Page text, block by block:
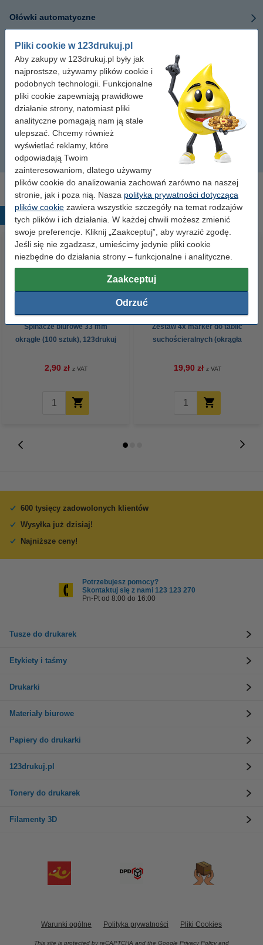
Pliki cookie w 123drukuj.pl
Aby zakupy w 123drukuj.pl były jak
najprostsze, używamy plików cookie i
podobnych technologii. Funkcjonalne
pliki cookie zapewniają prawidłowe
działanie strony, natomiast pliki
analityczne pomagają nam ją stale
ulepszać. Chcemy również
wyświetlać reklamy, które
odpowiadają Twoim
zainteresowaniom, dlatego używamy
plików cookie do analizowania zachowań zarówno na naszej
stronie, jak i poza nią. Nasza polityka prywatności dotycząca
plików cookie zawiera wszystkie szczegóły na temat rodzajów
tych plików i ich działania. W każdej chwili możesz zmienić
swoje preferencje. Kliknij „Zaakceptuj”, aby wyrazić zgodę.
Jeśli się nie zgadzasz, umieścimy jedynie pliki cookie
niezbędne do działania strony – funkcjonalne i analityczne.
Zaakceptuj
Odrzuć
Ołówki automatyczne
Wkłady do ołówków automatycznych
Kredki
Gumki do mazania
Temperówki
Ołówek do nauki pisania
Popularne produkty
Spinacze biurowe 33 mm
okrągłe (100 sztuk), 123drukuj
2,90 zł z VAT
Zestaw 4x marker do tablic
suchościeralnych (okrągła
19,90 zł z VAT
600 tysięcy zadowolonych klientów
Wysyłka już dzisiaj!
Najniższe ceny!
Potrzebujesz pomocy?
Skontaktuj się z nami 123 123 270
Pn-Pt od 8:00 do 16:00
Tusze do drukarek
Etykiety i taśmy
Drukarki
Materiały biurowe
Papiery do drukarki
123drukuj.pl
Tonery do drukarek
Filamenty 3D
Warunki ogólne Polityka prywatności Pliki Cookies
This site is protected by reCAPTCHA and the Google Privacy Policy and